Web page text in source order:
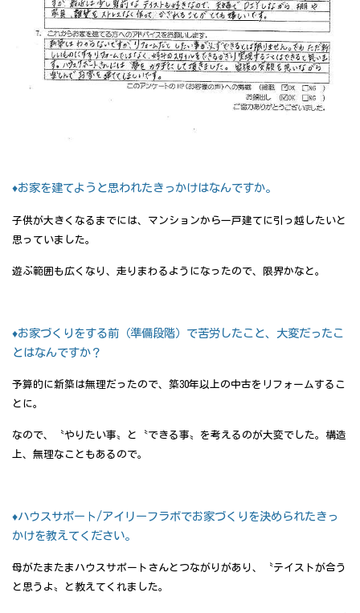
♦お家を建てようと思われたきっかけはなんですか。
子供が大きくなるまでには、マンションから一戸建てに引っ越したいと
思っていました。
遊ぶ範囲も広くなり、走りまわるようになったので、限界かなと。
♦お家づくりをする前（準備段階）で苦労したこと、大変だったこ
とはなんですか？
予算的に新築は無理だったので、築30年以上の中古をリフォームするこ
とに。
なので、〝やりたい事〟と〝できる事〟を考えるのが大変でした。構造
上、無理なこともあるので。
♦ハウスサポート/アイリーフラボでお家づくりを決められたきっ
かけを教えてください。
母がたまたまハウスサポートさんとつながりがあり、〝テイストが合う
と思うよ〟と教えてくれました。